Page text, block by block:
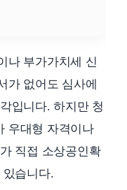
나 부가가치세 신
가 없어도 심사에
입니다. 하지만 청
우대형 자격이나
직접 소상공인확
습니다.